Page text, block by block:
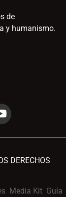
de
y humanismo.
DERECHOS
Media Kit Guía